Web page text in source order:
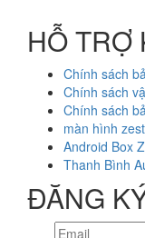
HỖ TRỢ
Chính sách
Chính sách
Chính sách
màn hình
Android Box
Thanh Bình
ĐĂNG